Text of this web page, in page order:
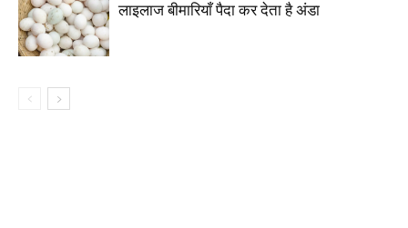
लाइलाज बीमारियाँ पैदा कर देता है अंडा